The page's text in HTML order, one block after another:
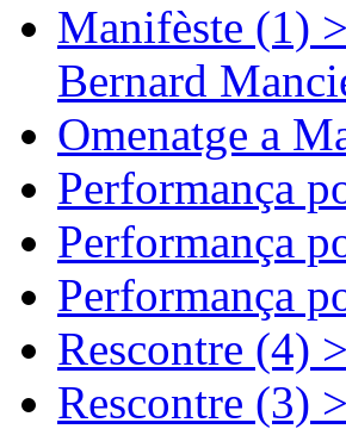
Manifèste (1)
Bernard
Omenatge a
Performança
Performança
Performança
Rescontre (4)
Rescontre (3)